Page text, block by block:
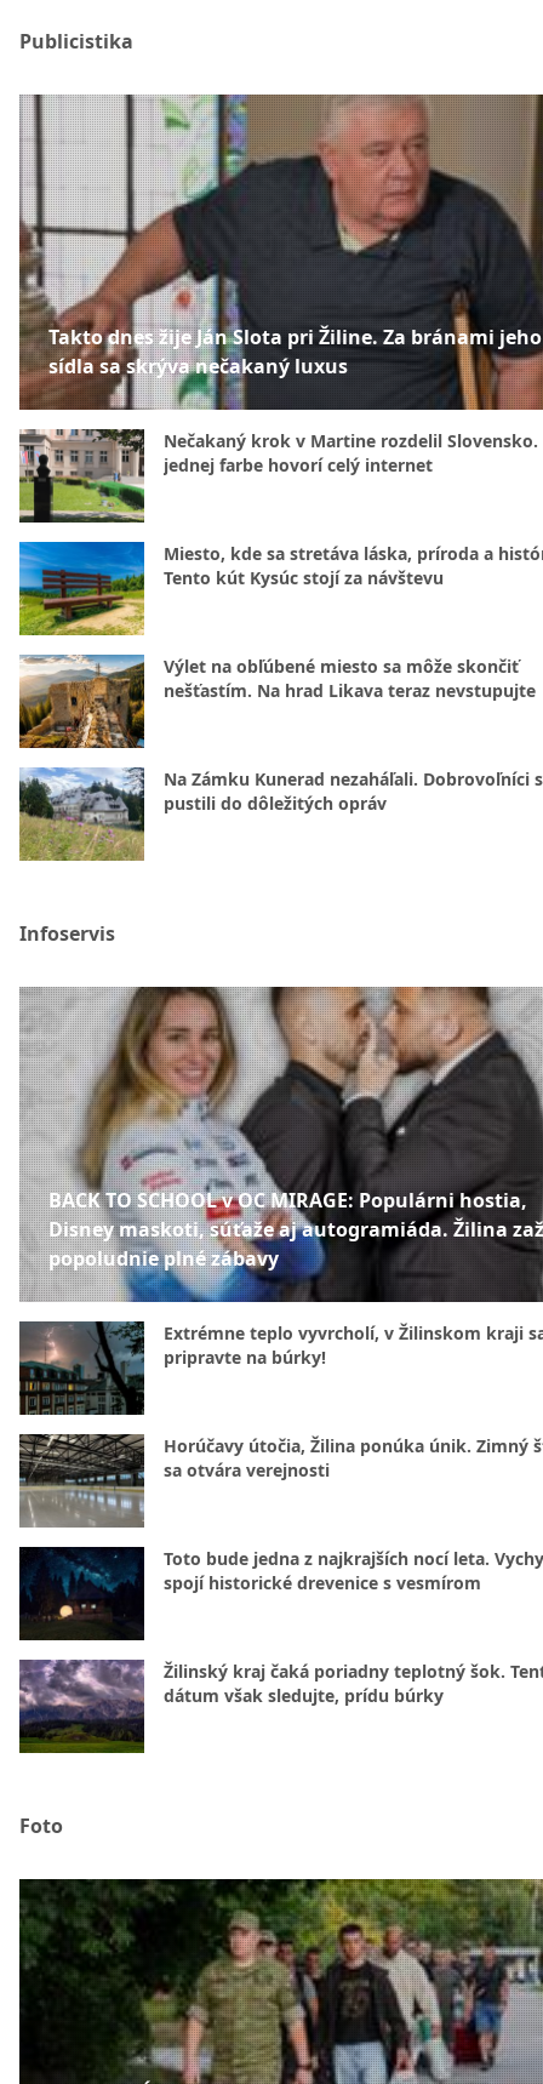
Publicistika
Takto dnes žije Ján Slota pri Žiline. Za bránami jeho
sídla sa skrýva nečakaný luxus
Nečakaný krok v Martine rozdelil Slovensko.
jednej farbe hovorí celý internet
Miesto, kde sa stretáva láska, príroda a
Tento kút Kysúc stojí za návštevu
Výlet na obľúbené miesto sa môže skončiť
nešťastím. Na hrad Likava teraz nevstupujte
Na Zámku Kunerad nezaháľali. Dobrovoľníci
pustili do dôležitých opráv
Infoservis
BACK TO SCHOOL v OC MIRAGE: Populárni hostia,
Disney maskoti, súťaže aj autogramiáda. Žilina
popoludnie plné zábavy
Extrémne teplo vyvrcholí, v Žilinskom kraji
pripravte na búrky!
Horúčavy útočia, Žilina ponúka únik. Zimný
sa otvára verejnosti
Toto bude jedna z najkrajších nocí leta.
spojí historické drevenice s vesmírom
Žilinský kraj čaká poriadny teplotný šok.
dátum však sledujte, prídu búrky
Foto